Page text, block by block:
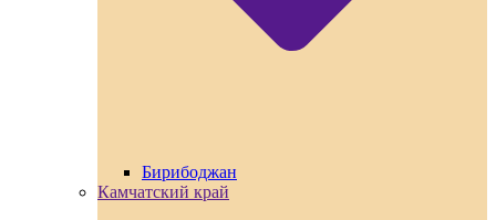
Бирибоджан
Камчатский край